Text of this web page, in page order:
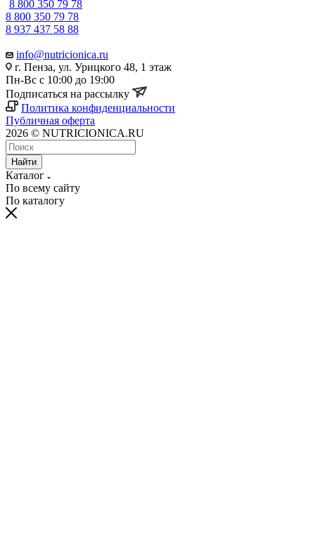
8 800 350 79 78
8 800 350 79 78
8 937 437 58 88
info@nutricionica.ru
г. Пенза, ул. Урицкого 48, 1 этаж
Пн-Вс с 10:00 до 19:00
Подписаться на рассылку
Политика конфиденциальности
Публичная оферта
2026 © NUTRICIONICA.RU
Найти
Каталог
По всему сайту
По каталогу